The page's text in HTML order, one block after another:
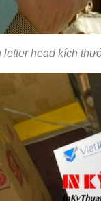
letter head kích